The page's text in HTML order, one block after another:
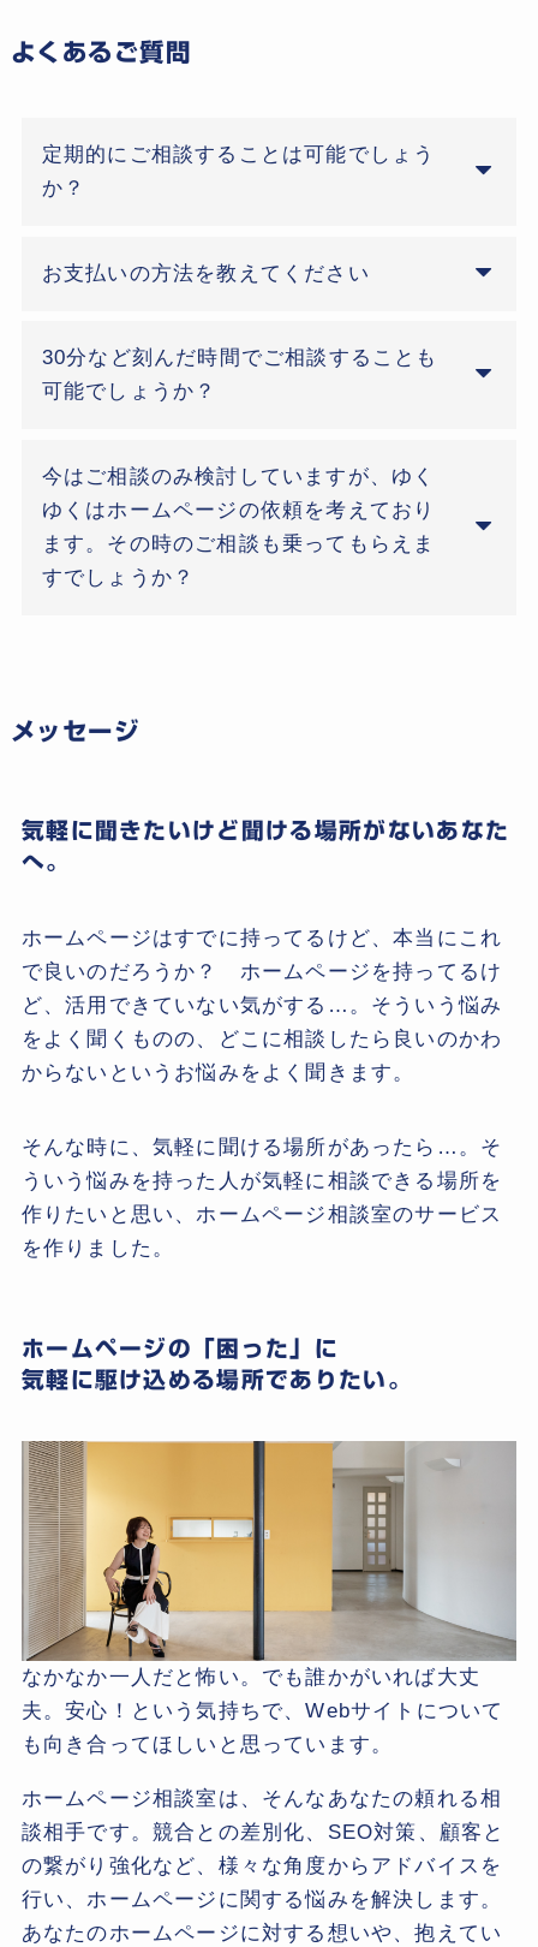
よくあるご質問
定期的にご相談することは可能でしょう
か？
お支払いの方法を教えてください
30分など刻んだ時間でご相談することも
可能でしょうか？
今はご相談のみ検討していますが、ゆく
ゆくはホームページの依頼を考えており
ます。その時のご相談も乗ってもらえま
すでしょうか？
メッセージ
気軽に聞きたいけど聞ける場所がないあなた
へ。
ホームページはすでに持ってるけど、本当にこれ
で良いのだろうか？ ホームページを持ってるけ
ど、活用できていない気がする…。そういう悩み
をよく聞くものの、どこに相談したら良いのかわ
からないというお悩みをよく聞きます。
そんな時に、気軽に聞ける場所があったら…。そ
ういう悩みを持った人が気軽に相談できる場所を
作りたいと思い、ホームページ相談室のサービス
を作りました。
ホームページの「困った」に
気軽に駆け込める場所でありたい。
なかなか一人だと怖い。でも誰かがいれば大丈
夫。安心！という気持ちで、Webサイトについて
も向き合ってほしいと思っています。
ホームページ相談室は、そんなあなたの頼れる相
談相手です。競合との差別化、SEO対策、顧客と
の繋がり強化など、様々な角度からアドバイスを
行い、ホームページに関する悩みを解決します。
あなたのホームページに対する想いや、抱えてい